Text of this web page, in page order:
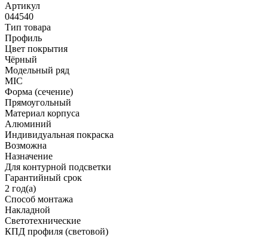
Артикул
044540
Тип товара
Профиль
Цвет покрытия
Чёрный
Модельный ряд
MIC
Форма (сечение)
Прямоугольный
Материал корпуса
Алюминий
Индивидуальная покраска
Возможна
Назначение
Для контурной подсветки
Гарантийный срок
2 год(а)
Способ монтажа
Накладной
Светотехнические
КПД профиля (cветовой)